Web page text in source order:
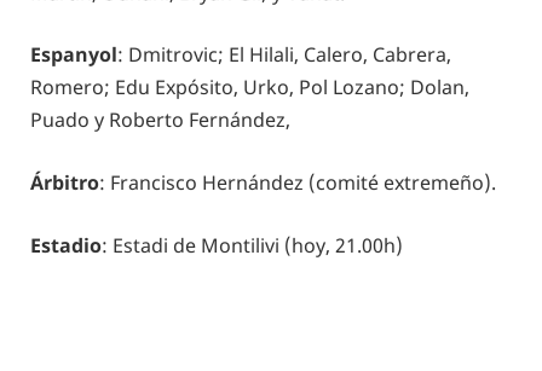
Espanyol: Dmitrovic; El Hilali, Calero, Cabrera,
Romero; Edu Expósito, Urko, Pol Lozano; Dolan,
Puado y Roberto Fernández,
Árbitro: Francisco Hernández (comité extremeño).
Estadio: Estadi de Montilivi (hoy, 21.00h)